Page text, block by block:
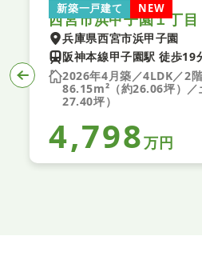
新築一戸建て NEW
兵庫県西宮市浜甲子園
阪神本線甲子園駅 徒歩19
2026年4月築／4LDK／2
86.15m²（約26.06坪）
27.40坪）
4,798万円